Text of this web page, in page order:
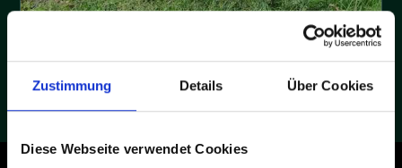
Zustimmung Details Über Cookies
Diese Webseite verwendet Cookies